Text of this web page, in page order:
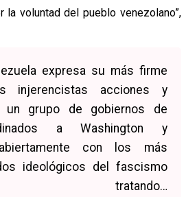
la voluntad del pueblo venezolano”,
expresa su más firme
injerencistas acciones y
un grupo de gobiernos de
a Washington y
con los más
ideológicos del fascismo
tratando…